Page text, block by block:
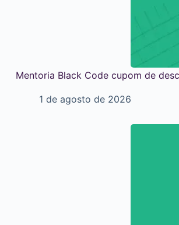
Mentoria Black Code cupom de
1 de agosto de 2026